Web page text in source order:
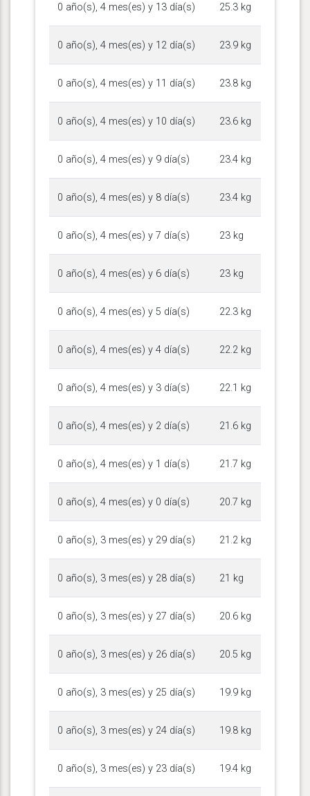
0 año(s), 4 mes(es) y 13 día(s) 25.3 kg
0 año(s), 4 mes(es) y 12 día(s) 23.9 kg
0 año(s), 4 mes(es) y 11 día(s) 23.8 kg
0 año(s), 4 mes(es) y 10 día(s) 23.6 kg
0 año(s), 4 mes(es) y 9 día(s) 23.4 kg
0 año(s), 4 mes(es) y 8 día(s) 23.4 kg
0 año(s), 4 mes(es) y 7 día(s) 23 kg
0 año(s), 4 mes(es) y 6 día(s) 23 kg
0 año(s), 4 mes(es) y 5 día(s) 22.3 kg
0 año(s), 4 mes(es) y 4 día(s) 22.2 kg
0 año(s), 4 mes(es) y 3 día(s) 22.1 kg
0 año(s), 4 mes(es) y 2 día(s) 21.6 kg
0 año(s), 4 mes(es) y 1 día(s) 21.7 kg
0 año(s), 4 mes(es) y 0 día(s) 20.7 kg
0 año(s), 3 mes(es) y 29 día(s) 21.2 kg
0 año(s), 3 mes(es) y 28 día(s) 21 kg
0 año(s), 3 mes(es) y 27 día(s) 20.6 kg
0 año(s), 3 mes(es) y 26 día(s) 20.5 kg
0 año(s), 3 mes(es) y 25 día(s) 19.9 kg
0 año(s), 3 mes(es) y 24 día(s) 19.8 kg
0 año(s), 3 mes(es) y 23 día(s) 19.4 kg